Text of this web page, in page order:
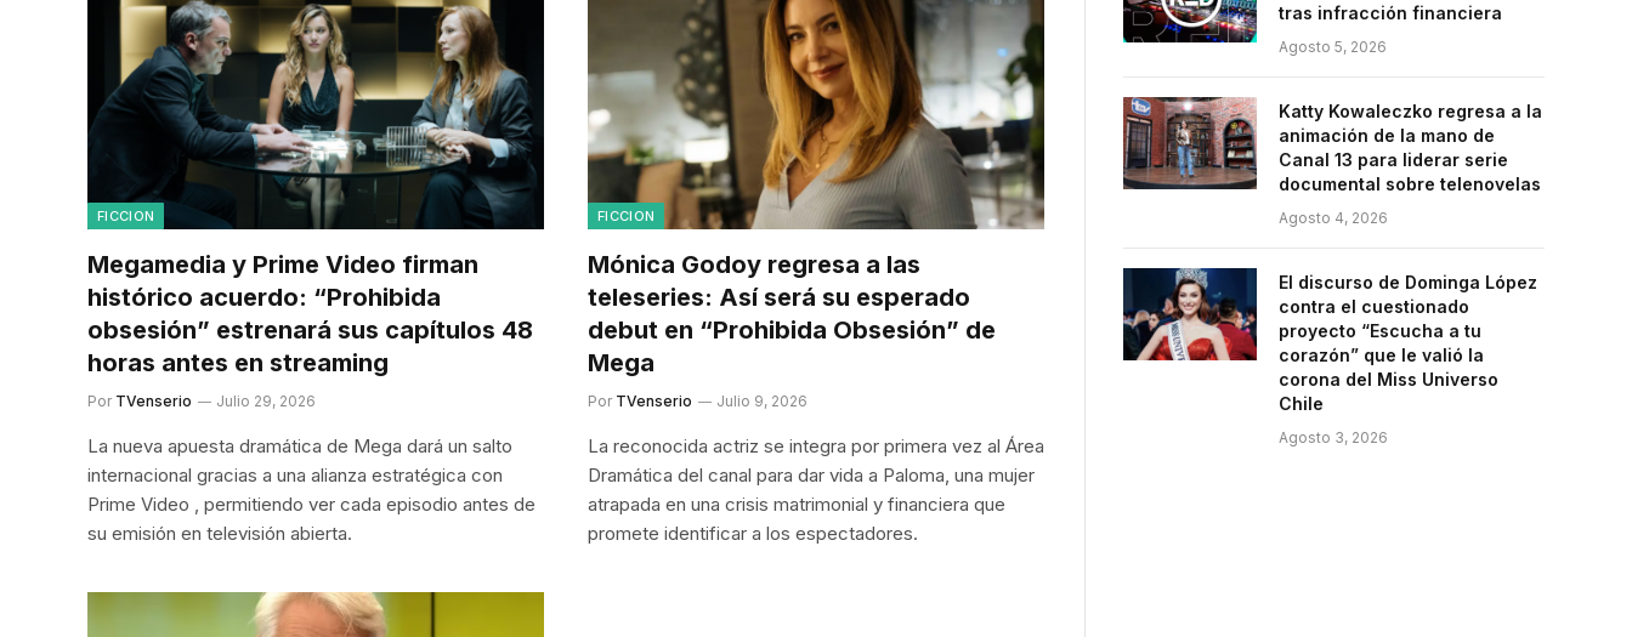
FICCION
Megamedia y Prime Video firman
histórico acuerdo: “Prohibida
obsesión” estrenará sus capítulos 48
horas antes en streaming
Por TVenserio Julio 29, 2026
La nueva apuesta dramática de Mega dará un salto
internacional gracias a una alianza estratégica con
Prime Video , permitiendo ver cada episodio antes de
su emisión en televisión abierta.
FICCION
Mónica Godoy regresa a las
teleseries: Así será su esperado
debut en “Prohibida Obsesión” de
Mega
Por TVenserio Julio 9, 2026
La reconocida actriz se integra por primera vez al Área
Dramática del canal para dar vida a Paloma, una mujer
atrapada en una crisis matrimonial y financiera que
promete identificar a los espectadores.
tras infracción financiera
Agosto 5, 2026
Katty Kowaleczko regresa a la
animación de la mano de
Canal 13 para liderar serie
documental sobre telenovelas
Agosto 4, 2026
El discurso de Dominga López
contra el cuestionado
proyecto “Escucha a tu
corazón” que le valió la
corona del Miss Universo
Chile
Agosto 3, 2026